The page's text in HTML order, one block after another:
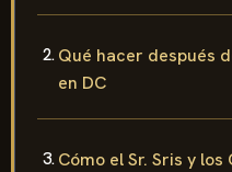
Qué hacer después
en DC
Cómo el Sr. Sris y